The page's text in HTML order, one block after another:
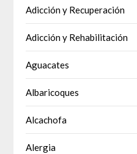
Adicción y Recuperación
Adicción y Rehabilitación
Aguacates
Albaricoques
Alcachofa
Alergia